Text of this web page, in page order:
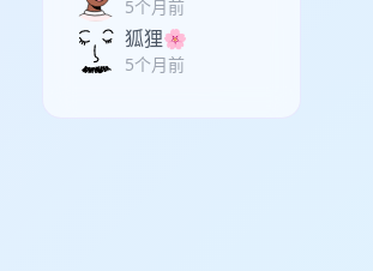
5个月前
狐狸🌸
5个月前